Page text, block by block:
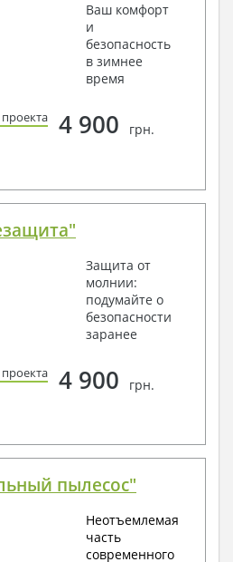
Ваш комфорт
и
безопасность
в зимнее
время
4 900 грн.
Защита от
молнии:
подумайте о
безопасности
заранее
4 900 грн.
пылесос"
Неотъемлемая
часть
современного